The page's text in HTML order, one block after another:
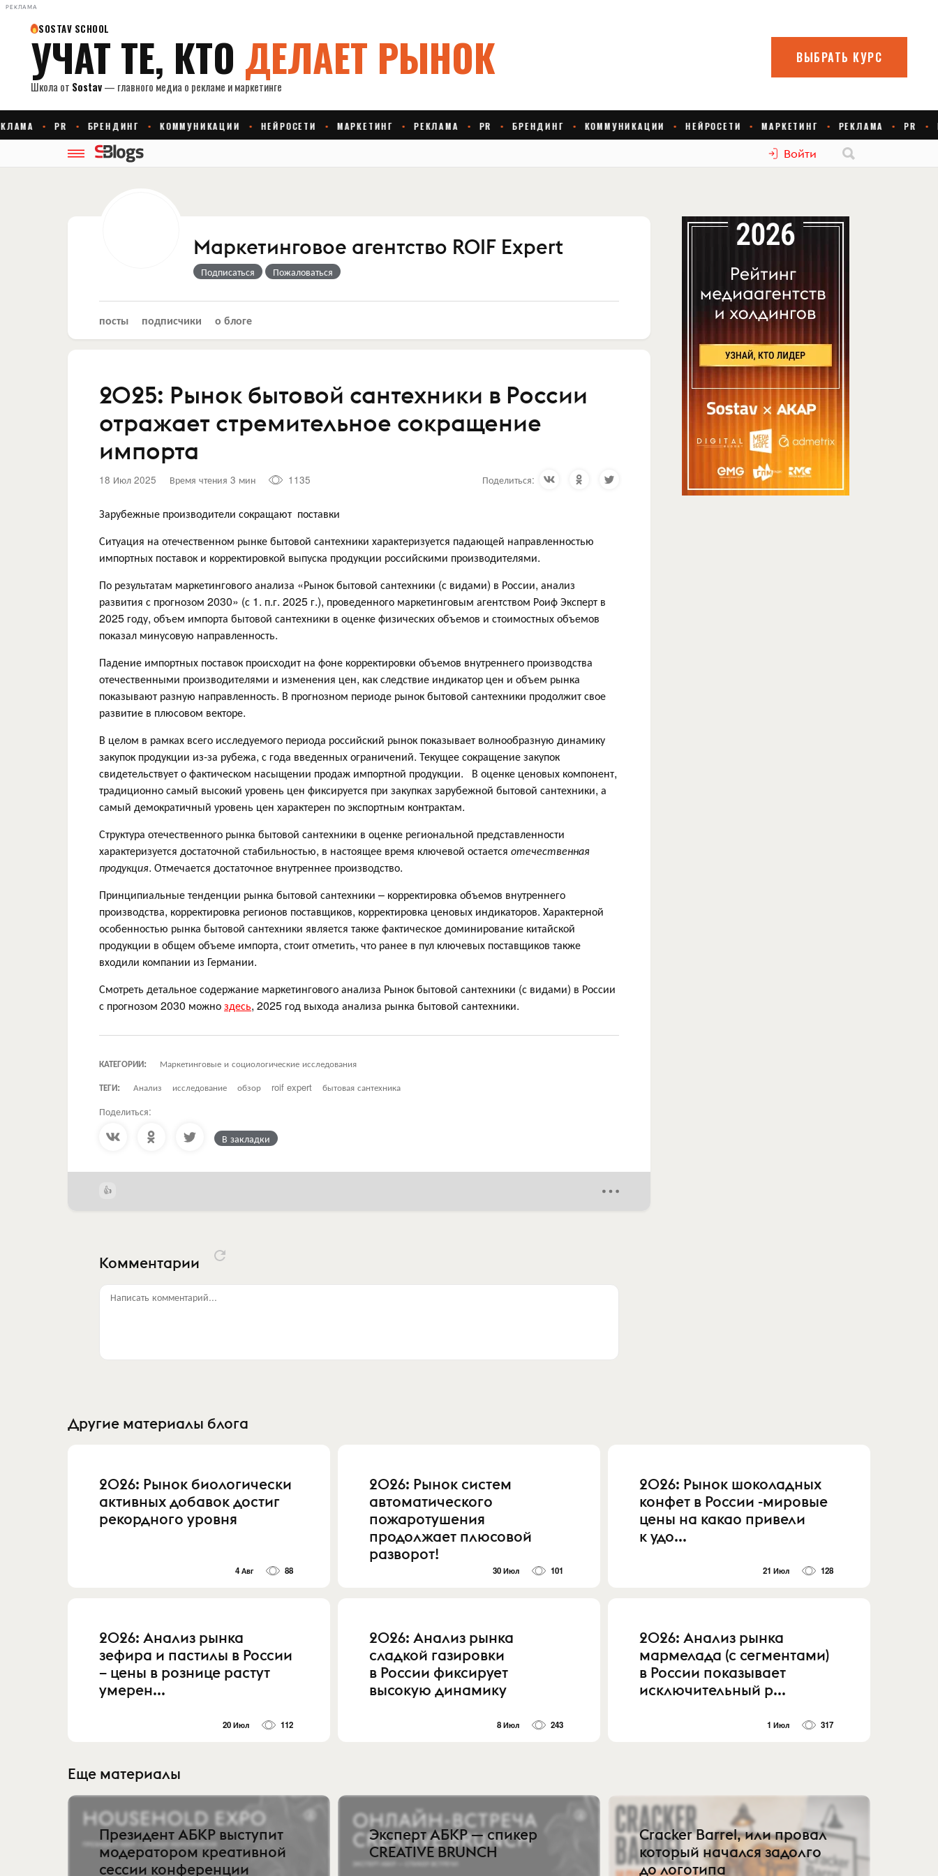
РЕКЛАМА
Войти
Маркетинговое агентство ROIF Expert
Подписаться Пожаловаться
посты подписчики о блоге
2025: Рынок бытовой сантехники в России
отражает стремительное сокращение
импорта
18 Июл 2025 Время чтения 3 мин 1135 Поделиться:
Зарубежные производители сокращают поставки
Ситуация на отечественном рынке бытовой сантехники характеризуется падающей направленностью
импортных поставок и корректировкой выпуска продукции российскими производителями.
По результатам маркетингового анализа «Рынок бытовой сантехники (с видами) в России, анализ
развития с прогнозом 2030» (с 1. п.г. 2025 г.), проведенного маркетинговым агентством Роиф Эксперт в
2025 году, объем импорта бытовой сантехники в оценке физических объемов и стоимостных объемов
показал минусовую направленность.
Падение импортных поставок происходит на фоне корректировки объемов внутреннего производства
отечественными производителями и изменения цен, как следствие индикатор цен и объем рынка
показывают разную направленность. В прогнозном периоде рынок бытовой сантехники продолжит свое
развитие в плюсовом векторе.
В целом в рамках всего исследуемого периода российский рынок показывает волнообразную динамику
закупок продукции из-за рубежа, с года введенных ограничений. Текущее сокращение закупок
свидетельствует о фактическом насыщении продаж импортной продукции. В оценке ценовых компонент,
традиционно самый высокий уровень цен фиксируется при закупках зарубежной бытовой сантехники, а
самый демократичный уровень цен характерен по экспортным контрактам.
Структура отечественного рынка бытовой сантехники в оценке региональной представленности
характеризуется достаточной стабильностью, в настоящее время ключевой остается отечественная
продукция. Отмечается достаточное внутреннее производство.
Принципиальные тенденции рынка бытовой сантехники – корректировка объемов внутреннего
производства, корректировка регионов поставщиков, корректировка ценовых индикаторов. Характерной
особенностью рынка бытовой сантехники является также фактическое доминирование китайской
продукции в общем объеме импорта, стоит отметить, что ранее в пул ключевых поставщиков также
входили компании из Германии.
Смотреть детальное содержание маркетингового анализа Рынок бытовой сантехники (с видами) в России
с прогнозом 2030 можноздесь, 2025 год выхода анализа рынка бытовой сантехники.
КАТЕГОРИИ:
Маркетинговые и социологические исследования
ТЕГИ:
Анализ исследование обзор roif expert бытовая сантехника
Поделиться:
В закладки
Комментарии
Написать комментарий...
Другие материалы блога
2026: Рынок биологически
активных добавок достиг
рекордного уровня
4 Авг 88
2026: Рынок систем
автоматического
пожаротушения
продолжает плюсовой
разворот!
30 Июл 101
2026: Рынок шоколадных
конфет в России -мировые
цены на какао привели
к удо...
21 Июл 128
2026: Анализ рынка
зефира и пастилы в России
– цены в рознице растут
умерен...
20 Июл 112
2026: Анализ рынка
сладкой газировки
в России фиксирует
высокую динамику
8 Июл 243
2026: Анализ рынка
мармелада (с сегментами)
в России показывает
исключительный р...
1 Июл 317
Еще материалы
Президент АБКР выступит
модератором креативной
сессии конференции
Эксперт АБКР — спикер
CREATIVE BRUNCH
Cracker Barrel, или провал
который начался задолго
до логотипа